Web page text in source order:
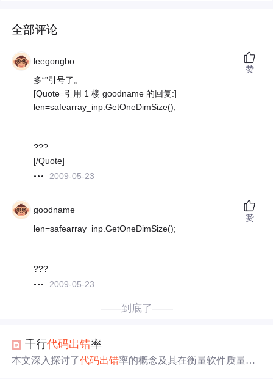
全部评论
leegongbo
多“”引号了。
[Quote=引用 1 楼 goodname 的回复:]
len=safearray_inp.GetOneDimSize();
???
[/Quote]
2009-05-23
赞
goodname
len=safearray_inp.GetOneDimSize();
???
2009-05-23
赞
——到底了——
千行代码出错率
本文深入探讨了代码出错率的概念及其在衡量软件质量中